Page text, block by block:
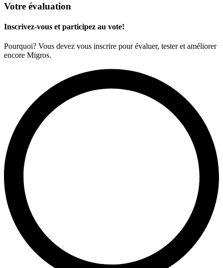
Votre évaluation
Inscrivez-vous et participez au vote!
Pourquoi? Vous devez vous inscrire pour évaluer, tester et améliorer
encore Migros.